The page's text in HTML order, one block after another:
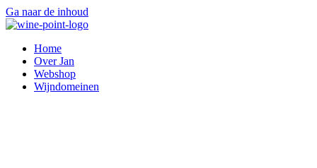
Ga naar de inhoud
Home
Over Jan
Webshop
Wijndomeinen